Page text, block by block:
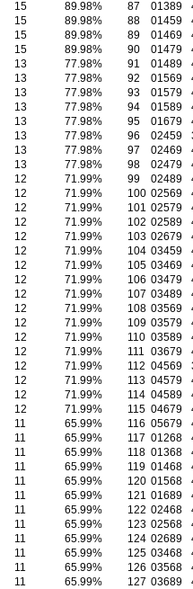
15
89.98%
15
89.98%
15
89.98%
15
89.98%
13
77.98%
13
77.98%
13
77.98%
13
77.98%
13
77.98%
13
77.98%
13
77.98%
13
77.98%
12
71.99%
12
71.99%
12
71.99%
12
71.99%
12
71.99%
12
71.99%
12
71.99%
12
71.99%
12
71.99%
12
71.99%
12
71.99%
12
71.99%
12
71.99%
12
71.99%
12
71.99%
12
71.99%
12
71.99%
11
65.99%
11
65.99%
11
65.99%
11
65.99%
11
65.99%
11
65.99%
11
65.99%
11
65.99%
11
65.99%
11
65.99%
11
65.99%
11
65.99%
87
01389
88
01459
89
01469
90
01479
91
01489
92
01569
93
01579
94
01589
95
01679
96
02459
97
02469
98
02479
99
02489
100 02569
101 02579
102 02589
103 02679
104 03459
105 03469
106 03479
107 03489
108 03569
109 03579
110 03589
111 03679
112 04569
113 04579
114 04589
115 04679
116 05679
117 01268
118 01368
119 01468
120 01568
121 01689
122 02468
123 02568
124 02689
125 03468
126 03568
127 03689